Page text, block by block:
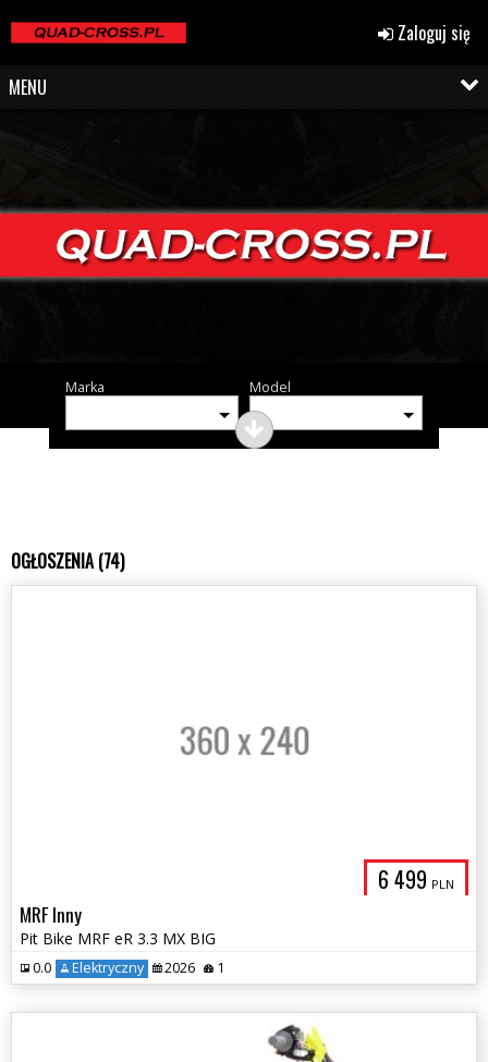
Zaloguj się
MENU
Marka Model
OGŁOSZENIA (74)
6 499 PLN
MRF Inny
Pit Bike MRF eR 3.3 MX BIG
0.0 Elektryczny 2026 1